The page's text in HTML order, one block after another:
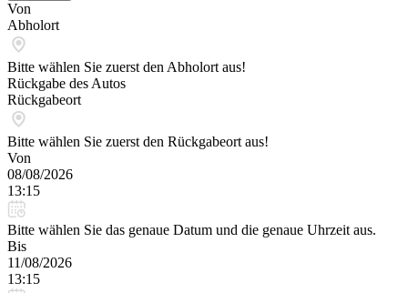
Von
Abholort
Bitte wählen Sie zuerst den Abholort aus!
Rückgabe des Autos
Rückgabeort
Bitte wählen Sie zuerst den Rückgabeort aus!
Von
08/08/2026
13:15
Bitte wählen Sie das genaue Datum und die genaue Uhrzeit aus.
Bis
11/08/2026
13:15